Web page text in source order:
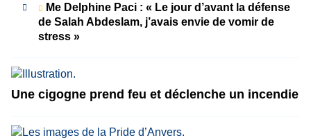
Me Delphine Paci : « Le jour d’avant la défense
de Salah Abdeslam, j’avais envie de vomir de
stress »
Une cigogne prend feu et déclenche un incendie